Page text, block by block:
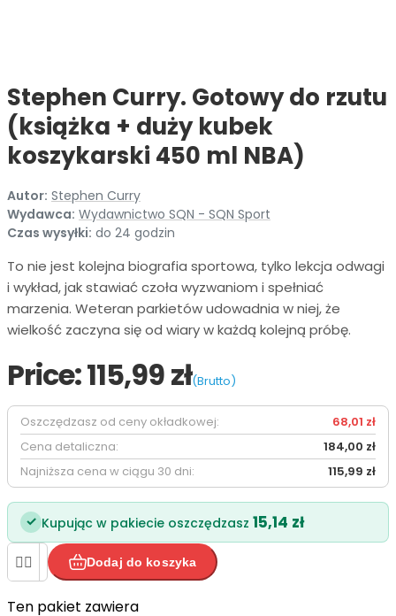
Stephen Curry. Gotowy do rzutu
(książka + duży kubek
koszykarski 450 ml NBA)
Autor: Stephen Curry
Wydawca: Wydawnictwo SQN - SQN Sport
Czas wysyłki: do 24 godzin
To nie jest kolejna biografia sportowa, tylko lekcja odwagi
i wykład, jak stawiać czoła wyzwaniom i spełniać
marzenia. Weteran parkietów udowadnia w niej, że
wielkość zaczyna się od wiary w każdą kolejną próbę.
Price:115,99 zł(Brutto)
Oszczędzasz od ceny okładkowej:
68,01 zł
Cena detaliczna:
184,00 zł
Najniższa cena w ciągu 30 dni:
115,99 zł
✓ Kupując w pakiecie oszczędzasz 15,14 zł
  Dodaj do koszyka
Ten pakiet zawiera